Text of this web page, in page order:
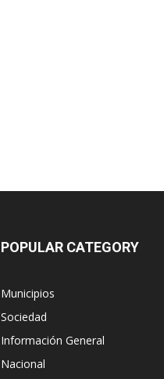
POPULAR CATEGORY
Municipios
Sociedad
Información General
Nacional